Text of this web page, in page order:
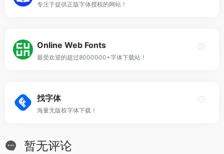
专注于提供正版字体授权的网站！
Online Web Fonts
最受欢迎的超过8000000+字体下载站！
找字体
海量无版权字体下载！
暂无评论